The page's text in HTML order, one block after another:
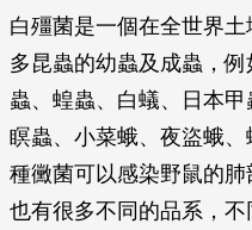
白殭菌是一個在全世界
多昆蟲的幼蟲及成蟲，
蟲、蝗蟲、白蟻、日本
瞑蟲、小菜蛾、夜盜蛾
種黴菌可以感染野鼠的
也有很多不同的品系，